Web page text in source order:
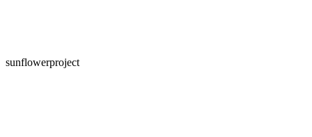
sunflowerproject